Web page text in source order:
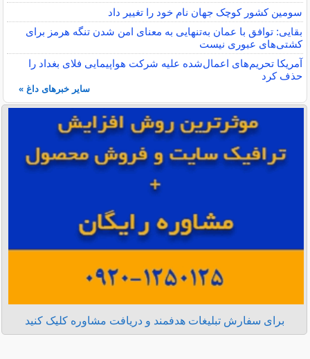
سومین کشور کوچک جهان نام خود را تغییر داد
بقایی: توافق با عمان به‌تنهایی به معنای امن شدن تنگه هرمز برای
کشتی‌های عبوری نیست
آمریکا تحریم‌های اعمال‌شده علیه شرکت هواپیمایی فلای بغداد را
حذف کرد
سایر خبرهای داغ »
برای سفارش تبلیغات هدفمند و دریافت مشاوره کلیک کنید